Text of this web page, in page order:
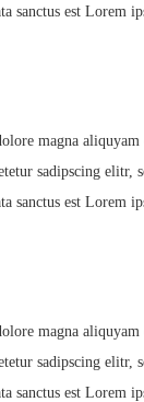
sanctus est Lorem
magna
sadipscing
sanctus est Lorem
magna
sadipscing
sanctus est Lorem